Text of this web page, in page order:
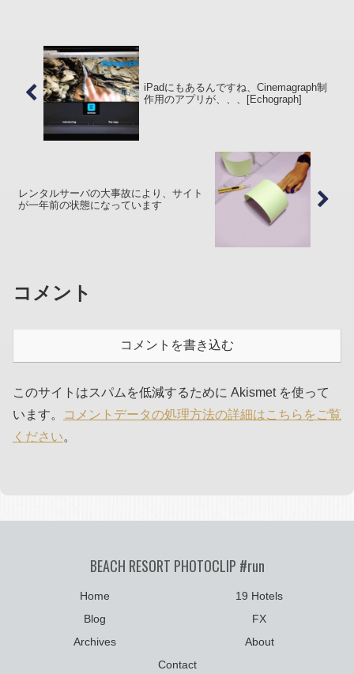
iPadにもあるんですね、Cinemagraph制
作用のアプリが、、、[Echograph]
レンタルサーバの大事故により、サイト
が一年前の状態になっています
コメント
コメントを書き込む
このサイトはスパムを低減するために Akismet を使って
います。
コメントデータの処理方法の詳細はこちらをご覧
ください。
BEACH RESORT PHOTOCLIP #run
Home
19 Hotels
Blog
FX
Archives
About
Contact